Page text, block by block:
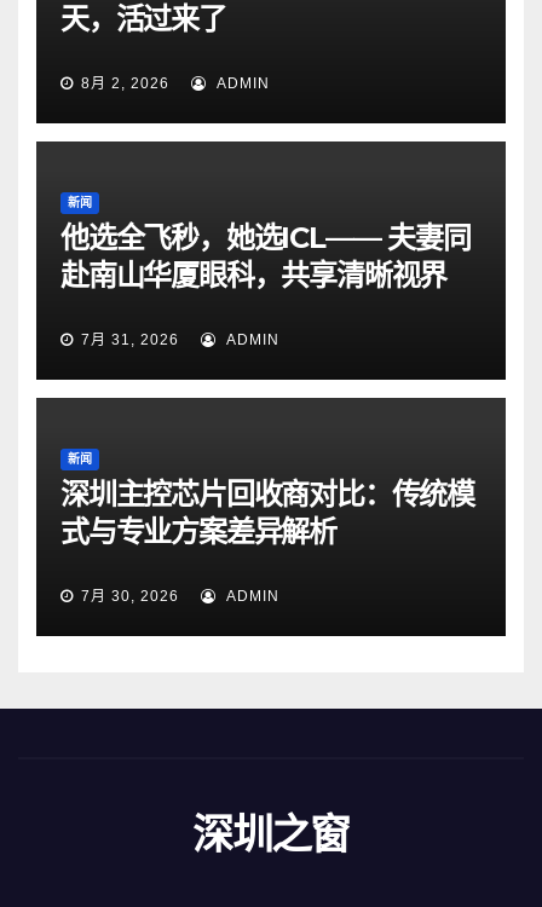
天，活过来了
8月 2, 2026 ADMIN
新闻
他选全飞秒，她选ICL—— 夫妻同
赴南山华厦眼科，共享清晰视界
7月 31, 2026 ADMIN
新闻
深圳主控芯片回收商对比：传统模
式与专业方案差异解析
7月 30, 2026 ADMIN
深圳之窗